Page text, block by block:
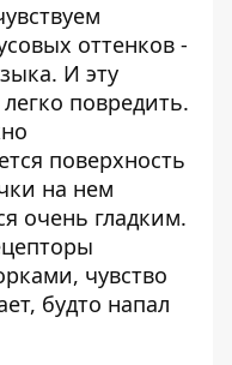
оттенков -
И эту
повредить.
поверхность
на нем
очень гладким.
чувство
будто напал